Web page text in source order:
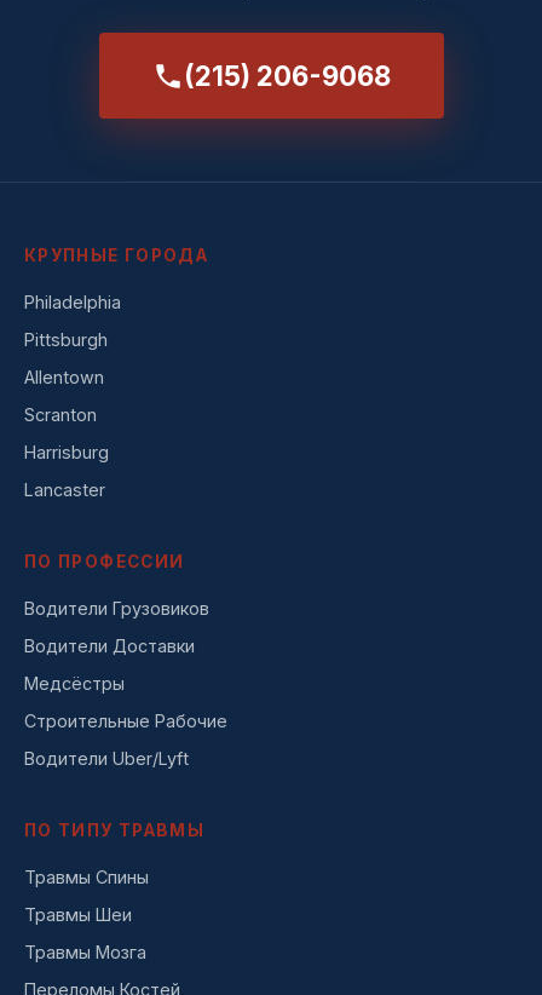
(215) 206-9068
КРУПНЫЕ ГОРОДА
Philadelphia
Pittsburgh
Allentown
Scranton
Harrisburg
Lancaster
ПО ПРОФЕССИИ
Водители Грузовиков
Водители Доставки
Медсёстры
Строительные Рабочие
Водители Uber/Lyft
ПО ТИПУ ТРАВМЫ
Травмы Спины
Травмы Шеи
Травмы Мозга
Переломы Костей